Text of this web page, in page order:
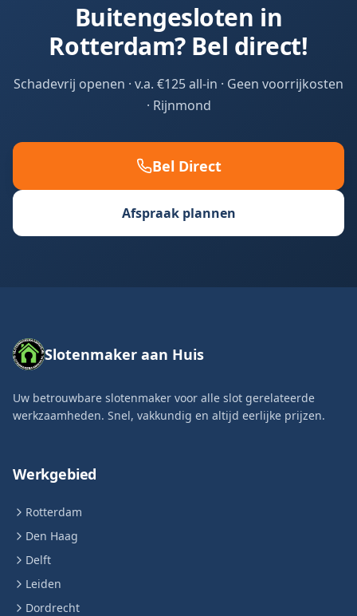
Buitengesloten in
Rotterdam? Bel direct!
Schadevrij openen · v.a. €125 all-in · Geen voorrijkosten
· Rijnmond
Bel Direct
Afspraak plannen
Slotenmaker aan Huis
Uw betrouwbare slotenmaker voor alle slot gerelateerde
werkzaamheden. Snel, vakkundig en altijd eerlijke prijzen.
Werkgebied
Rotterdam
Den Haag
Delft
Leiden
Dordrecht